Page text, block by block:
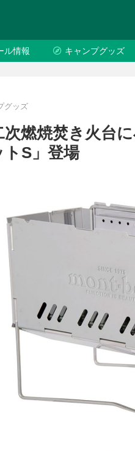
ル情報 キャンプグッズ
グッズ
燃焼焚き火台
トS」登場